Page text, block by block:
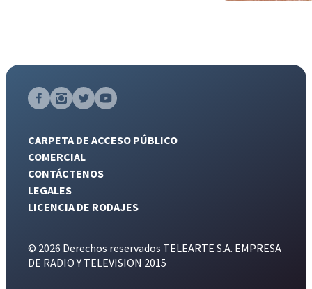
CARPETA DE ACCESO PÚBLICO
COMERCIAL
CONTÁCTENOS
LEGALES
LICENCIA DE RODAJES
© 2026 Derechos reservados TELEARTE S.A. EMPRESA
DE RADIO Y TELEVISION 2015